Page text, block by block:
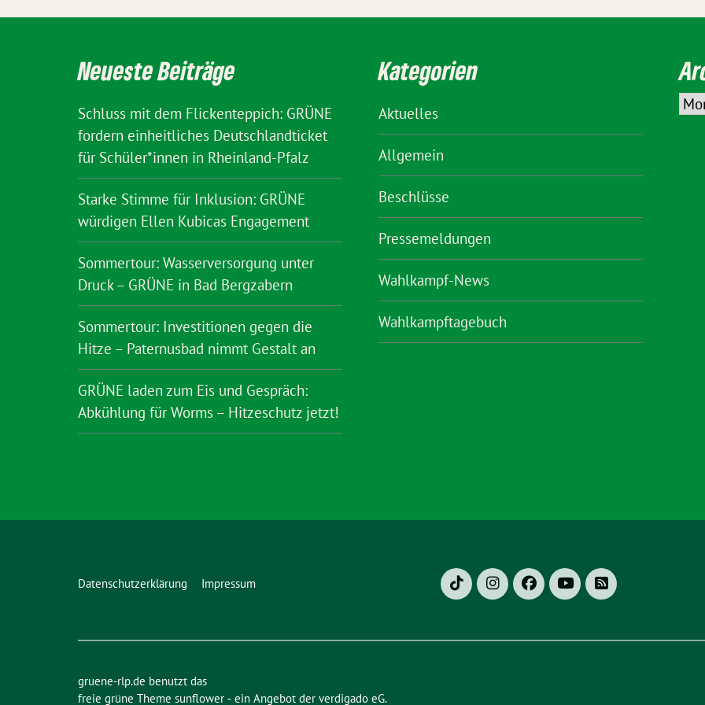
Neueste Beiträge
Schluss mit dem Flickenteppich: GRÜNE
fordern einheitliches Deutschlandticket
für Schüler*innen in Rheinland-Pfalz
Starke Stimme für Inklusion: GRÜNE
würdigen Ellen Kubicas Engagement
Sommertour: Wasserversorgung unter
Druck – GRÜNE in Bad Bergzabern
Sommertour: Investitionen gegen die
Hitze – Paternusbad nimmt Gestalt an
GRÜNE laden zum Eis und Gespräch:
Abkühlung für Worms – Hitzeschutz jetzt!
Kategorien
Aktuelles
Allgemein
Beschlüsse
Pressemeldungen
Wahlkampf-News
Wahlkampftagebuch
Datenschutzerklärung Impressum
gruene-rlp.de benutzt das
freie grüne Theme sunflower ‐ ein Angebot der verdigado eG.